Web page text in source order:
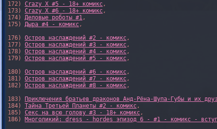
172) Crazy X #5 - 18+ комикс,
173) Crazy X #6 - 18+ комикс,
174) Деловые роботы #1,
175) Дыра #4 - комикс,
176) Остров наслаждений #2 - комикс,
177) Остров наслаждений #3 - комикс,
178) Остров наслаждений #4 - комикс,
179) Остров наслаждений #5 - комикс,
180) Остров наслаждений #6 - комикс,
181) Остров наслаждений #7 - комикс,
182) Остров наслаждений #8 - комикс,
183)
Приключения братьев драконов Анд-Рёна-Шупа-Губы и их
184) Тайна Третьей Планеты #2 - комикс,
185) Секс на всю голову #3 - 18+ комикс,
186) Многоликий: dress - hordes эпизод 6 - #1 - комикс -